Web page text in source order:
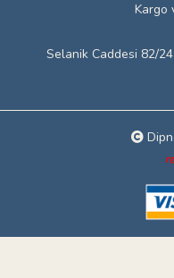
Kargo
Selanik Caddesi 82/